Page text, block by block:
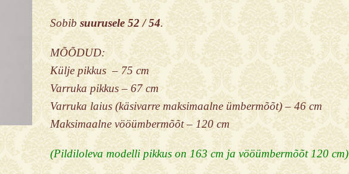
Sobibsuurusele 52 / 54.
MÕÕDUD:
Külje pikkus – 75 cm
Varruka pikkus – 67 cm
Varruka laius (käsivarre maksimaalne ümbermõõt) – 46 cm
Maksimaalne vööümbermõõt – 120 cm
(Pildiloleva modelli pikkus on 163 cm ja vööümbermõõt 120 cm)